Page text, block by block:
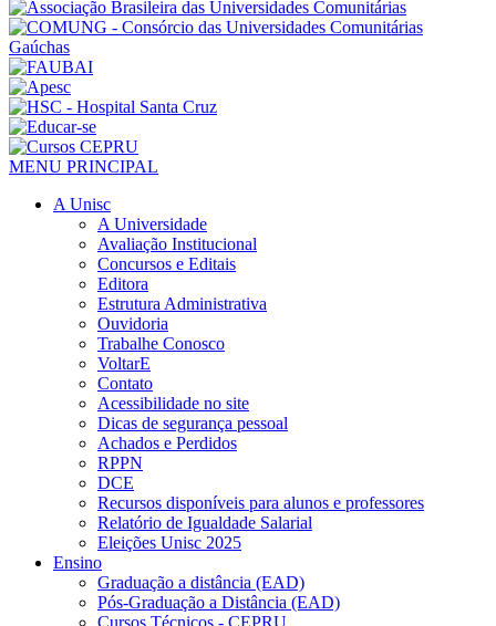
MENU PRINCIPAL
A Unisc
A Universidade
Avaliação Institucional
Concursos e Editais
Editora
Estrutura Administrativa
Ouvidoria
Trabalhe Conosco
VoltarE
Contato
Acessibilidade no site
Dicas de segurança pessoal
Achados e Perdidos
RPPN
DCE
Recursos disponíveis para alunos e professores
Relatório de Igualdade Salarial
Eleições Unisc 2025
Ensino
Graduação a distância (EAD)
Pós-Graduação a Distância (EAD)